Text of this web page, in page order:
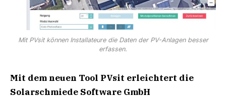
Mit PVsit können Installateure die Daten der PV-Anlagen besser
erfassen.
Mit dem neuen Tool PVsit erleichtert die
Solarschmiede Software GmbH